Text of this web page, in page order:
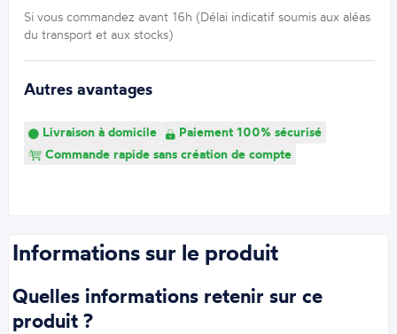
Si vous commandez avant 16h (Délai indicatif soumis aux aléas
du transport et aux stocks)
Autres avantages
Livraison à domicile
Paiement 100% sécurisé
Commande rapide sans création de compte
Informations sur le produit
Quelles informations retenir sur ce
produit ?